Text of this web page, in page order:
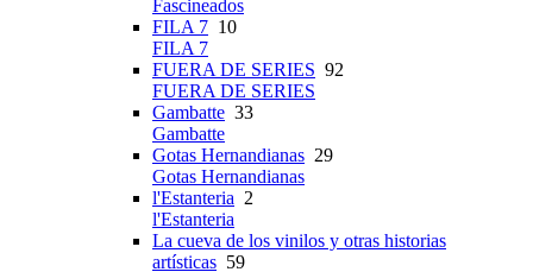
Fascineados
FILA 7 10
FILA 7
FUERA DE SERIES 92
FUERA DE SERIES
Gambatte 33
Gambatte
Gotas Hernandianas 29
Gotas Hernandianas
l'Estanteria 2
l'Estanteria
La cueva de los vinilos y otras historias
artísticas 59